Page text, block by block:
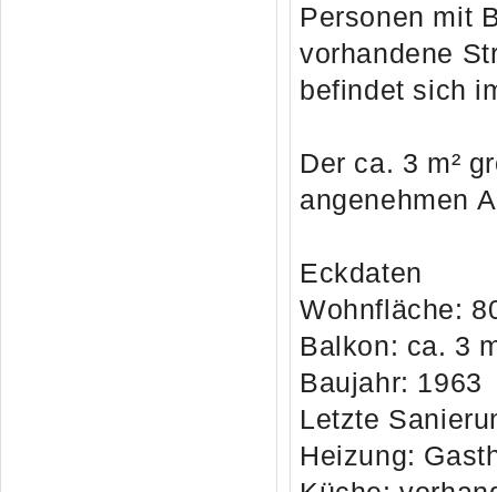
Personen mit
vorhandene
befindet sich
Der ca. 3 m²
angenehmen
Eckdaten
Wohnfläche:
Balkon: ca. 3
Baujahr: 1963
Letzte
Heizung: